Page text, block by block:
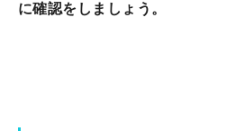
に確認をしましょう。